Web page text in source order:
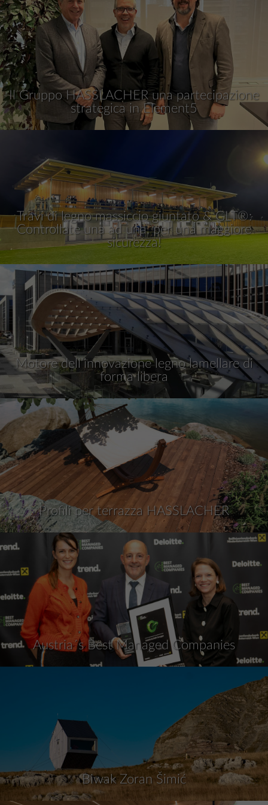
Il Gruppo HASSLACHER una partecipazione
strategica in Element5
Travi di legno massiccio giuntato & GLT®:
Controllate una ad una, per una maggiore
sicurezza!
Motore dell’innovazione legno lamellare di
forma libera
Profili per terrazza HASSLACHER
Austria´s Best Managed Companies
Biwak Zoran Šimić